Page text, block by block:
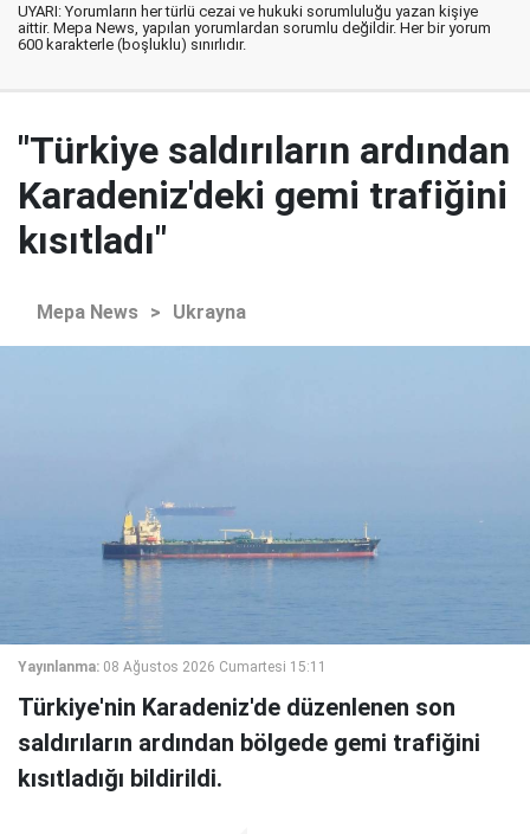
UYARI: Yorumların her türlü cezai ve hukuki sorumluluğu yazan kişiye
aittir. Mepa News, yapılan yorumlardan sorumlu değildir. Her bir yorum
600 karakterle (boşluklu) sınırlıdır.
"Türkiye saldırıların ardından
Karadeniz'deki gemi trafiğini
kısıtladı"
Mepa News > Ukrayna
Yayınlanma: 08 Ağustos 2026 Cumartesi 15:11
Türkiye'nin Karadeniz'de düzenlenen son
saldırıların ardından bölgede gemi trafiğini
kısıtladığı bildirildi.